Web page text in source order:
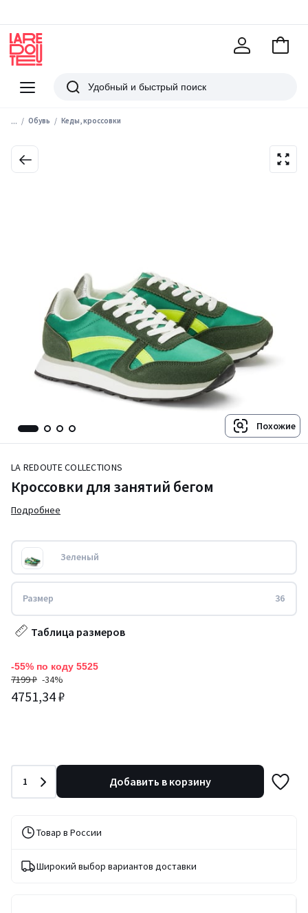
Меню
Redoute
Поиск
В
... Обувь Кеды, кроссовки
Похожие
LA REDOUTE COLLECTIONS
Кроссовки для занятий бегом
Подробнее
Зеленый
Размер 36
Таблица размеров
-55% по коду 5525
7199 ₽ -34%
4751,34 ₽
Количество
1 Добавить в корзину
Товар в России
Широкий выбор вариантов доставки